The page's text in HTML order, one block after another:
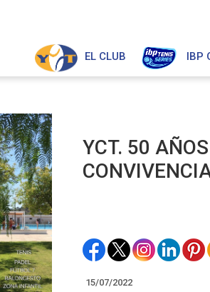
EL CLUB IBP
YCT. 50
15/07/2022